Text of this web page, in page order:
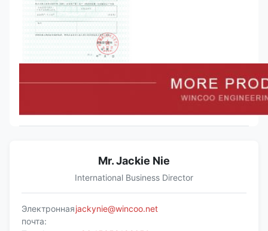
Mr. Jackie Nie
International Business Director
Электронная
почта:
jackynie@wincoo.net